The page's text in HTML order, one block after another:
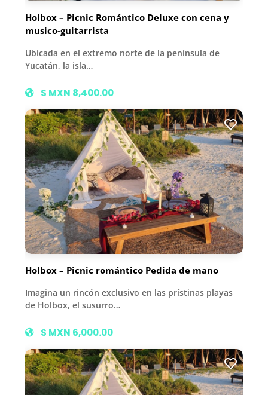
Holbox – Picnic Romántico Deluxe con cena y
musico-guitarrista
Ubicada en el extremo norte de la península de
Yucatán, la isla…
$ MXN 8,400.00
Holbox – Picnic romántico Pedida de mano
Imagina un rincón exclusivo en las prístinas playas
de Holbox, el susurro…
$ MXN 6,000.00